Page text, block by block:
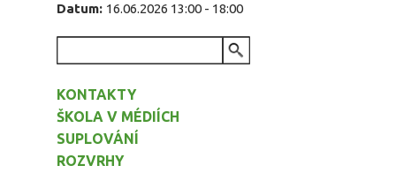
Datum: 16.06.2026 13:00 - 18:00
KONTAKTY
ŠKOLA V MÉDIÍCH
SUPLOVÁNÍ
ROZVRHY